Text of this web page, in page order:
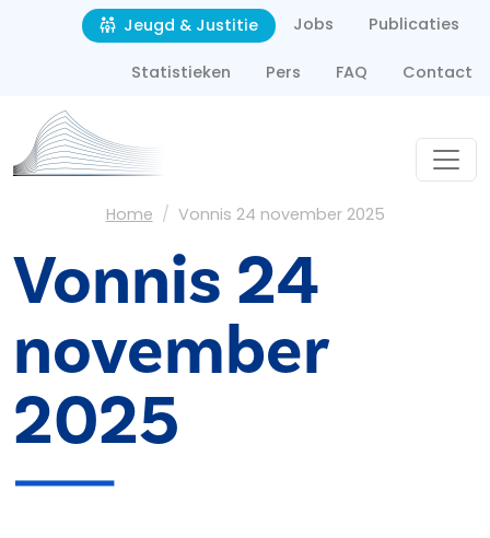
Overslaan en naar de inhoud gaan
Second navigation
Jeugd & Justitie Jobs Publicaties
Statistieken Pers FAQ Contact
Kruimelpad
Home Vonnis 24 november 2025
Vonnis 24
november
2025